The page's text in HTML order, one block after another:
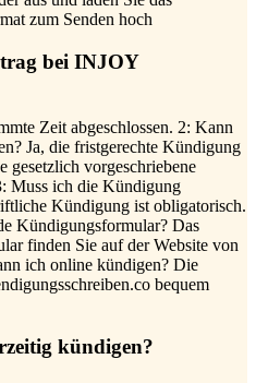
zum Senden hoch
bei INJOY
Zeit abgeschlossen. 2: Kann
Ja, die fristgerechte Kündigung
gesetzlich vorgeschriebene
Muss ich die Kündigung
Kündigung ist obligatorisch.
Kündigungsformular? Das
finden Sie auf der Website von
ich online kündigen? Die
bequem
kündigen?